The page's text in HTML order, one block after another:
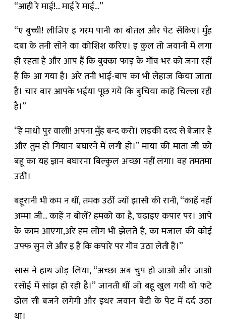
“आही रे माई!… माई रे माई…”
“ए बुच्ची! लीजिए इ गरम पानी का बोतल और पेट सेंकिए। मुँह
दबा के तनी सोने का कोशिश करिए। इ कुल तो जवानी में लगा
ही रहता है और आप हैं कि बुक्का फाड़ के गाँव भर को जना रहीं
हैं कि आ गया है। अरे तनी भाई-बाप का भी लेहाज किया जाता
है। चार बार आपके भईया पूछ गये कि बुचिया काहें चिल्ला रही
है।”
“हे माधोपुरवाली! अपना मुँह बन्द करो। लड़की दरद से बेजार है
और तुम हो गियान बघारने में लगी हो।” माया की माता जी को
बहू का यह ज्ञान बघारना बिल्कुल अच्छा नहीं लगा। वह तमतमा
उठीं।
बहूरानी भी कम न थीं, तमक उठीं ज्यों झासी की रानी, “काहें नहीं
अम्मा जी… काहें न बोलें? हमको का है, चढ़ाइए कपार पर। आपे
के काम आएगा,अरे हम लोग भी झेलते हैं, का मजाल की कोई
उफ्फ सुन ले और इ हैं कि कपारे पर गाँव उठा लेती हैं।”
सास ने हाथ जोड़ लिया, “अच्छा अब चुप हो जाओ और जाओ
रसोई में सांझ हो रही है।” जानती थीं जो बहू खुल गयी थो फटे
ढोल सी बजने लगेगी और इधर जवान बेटी के पेट में दर्द उठा
था।